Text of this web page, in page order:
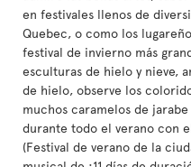
en festivales llenos de
Quebec, o como los
festival de invierno más
esculturas de hielo y nieve,
de hielo, observe los
muchos caramelos de
durante todo el verano con
(Festival de verano de la